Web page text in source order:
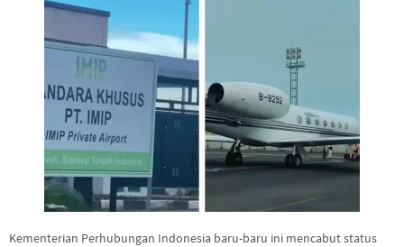
Kementerian Perhubungan Indonesia baru-baru ini mencabut status